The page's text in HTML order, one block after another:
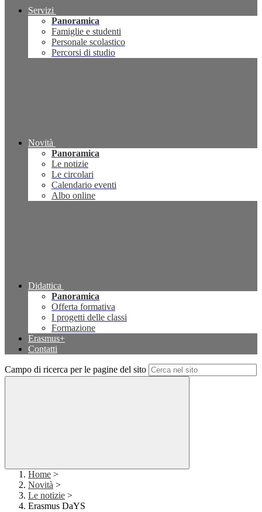
Servizi
Panoramica
Famiglie e studenti
Personale scolastico
Percorsi di studio
Novità
Panoramica
Le notizie
Le circolari
Calendario eventi
Albo online
Didattica
Panoramica
Offerta formativa
I progetti delle classi
Formazione
Erasmus+
Contatti
Campo di ricerca per le pagine del sito
Home >
Novità >
Le notizie >
Erasmus DaYS